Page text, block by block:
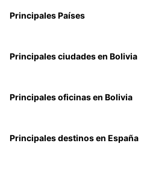
Principales Países
Principales ciudades en Bolivia
Principales oficinas en Bolivia
Principales destinos en España